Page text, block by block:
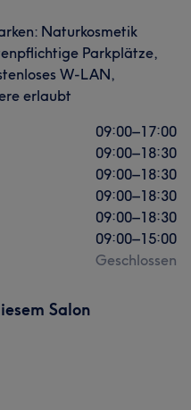
Naturkosmetik
Parkplätze,
W-LAN,
erlaubt
09:00–17:00
09:00–18:30
09:00–18:30
09:00–18:30
09:00–18:30
09:00–15:00
Geschlossen
Salon